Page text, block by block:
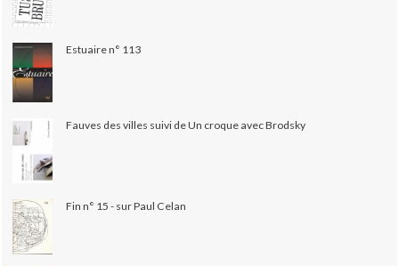
Estuaire n° 113
Fauves des villes suivi de Un croque avec Brodsky
Fin n° 15 - sur Paul Celan